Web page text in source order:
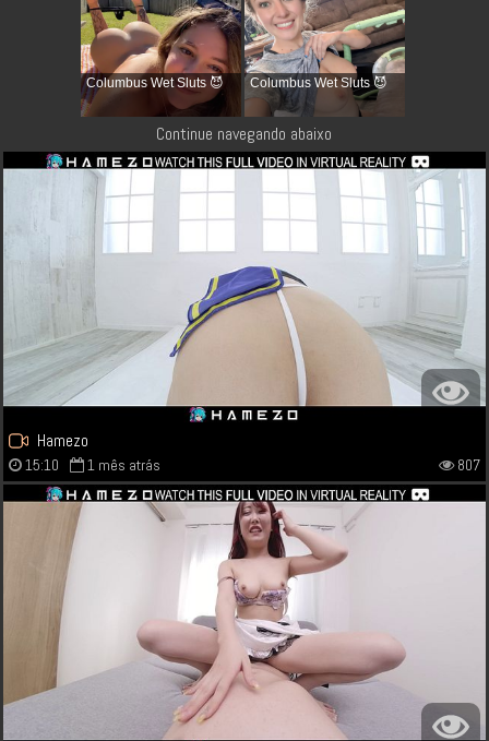
Columbus Wet Sluts 😈 Columbus Wet Sluts 😈
Continue navegando abaixo
Hamezo
15:10 1 mês atrás 807